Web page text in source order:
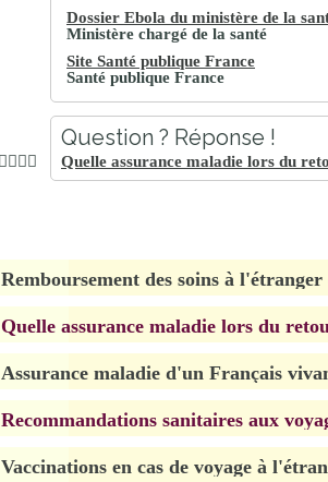
Dossier Ebola du ministère de la
Ministère chargé de la santé
Site Santé publique France
Santé publique France
Question ? Réponse !
Quelle assurance maladie lors du
Remboursement des soins à
Quelle assurance maladie lors du
Assurance maladie d'un Français
Recommandations sanitaires aux
Vaccinations en cas de voyage à